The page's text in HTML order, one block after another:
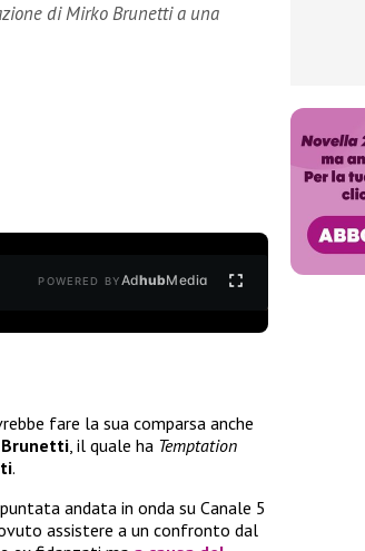
di Mirko Brunetti a una
POWERED BYAdhubMedia
fare la sua comparsa anche
Brunetti, il quale ha Temptation
.
andata in onda su Canale 5
assistere a un confronto dal